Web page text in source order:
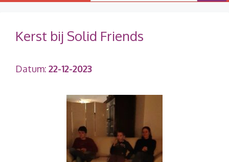
Kerst bij Solid Friends
Datum: 22-12-2023